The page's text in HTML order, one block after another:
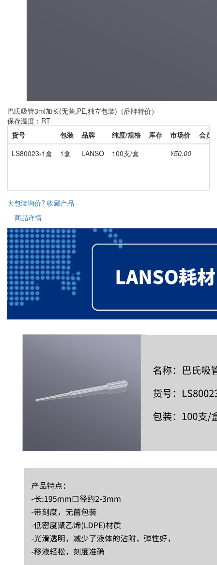
巴氏吸管3ml加长(无菌,PE,独立包装)（品牌特价）
保存温度：RT
货号
包装 品牌 纯度/规格 库存 市场价
会员
LS80023-1盒
1盒 LANSO 100支/盒 ¥50.00
大包装询价? 收藏产品
商品详情